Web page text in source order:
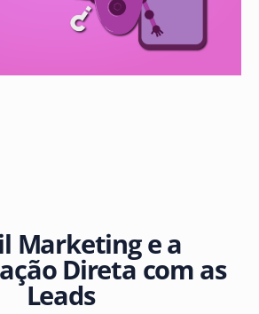
Marketing e a
Direta com as
Leads